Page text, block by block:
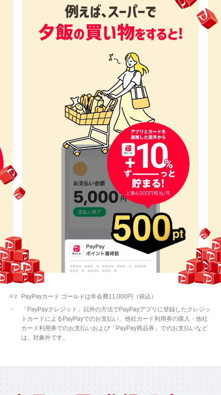
PayPayカード ゴールドは年会費11,000円（税込）
「PayPayクレジット」以外の方法でPayPayアプリに登録したクレジッ
トカードによるPayPayでのお支払い、他社カード利用券の購入・他社
カード利用券でのお支払いおよび「PayPay商品券」でのお支払いなど
は、対象外です。